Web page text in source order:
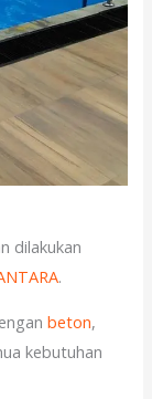
dilakukan
.
beton,
kebutuhan